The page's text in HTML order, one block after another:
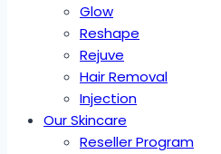
Glow
Reshape
Rejuve
Hair Removal
Injection
Our Skincare
Reseller Program